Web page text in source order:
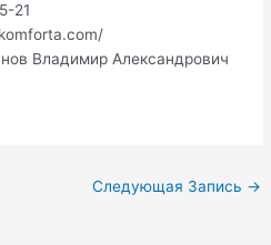
21
Владимир Александрович
Следующая Запись →